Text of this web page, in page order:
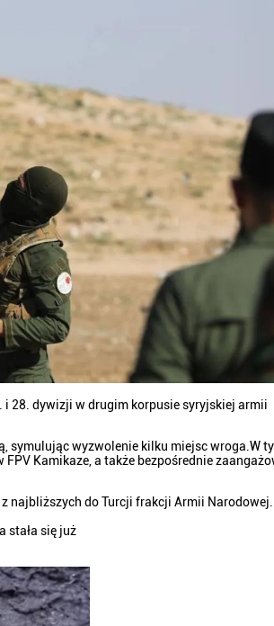
i 28. dywizji w drugim korpusie syryjskiej armii
symulując wyzwolenie kilku miejsc wroga.W
Kamikaze, a także bezpośrednie
najbliższych do Turcji frakcji Armii Narodowej.
stała się już